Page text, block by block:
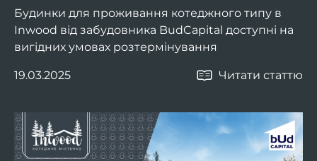
Будинки для проживання котеджного типу в
Inwood від забудовника BudCapital доступні на
вигідних умовах розтермінування
19.03.2025 Читати статтю